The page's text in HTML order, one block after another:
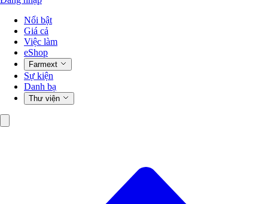
Nổi bật
Giá cả
Việc làm
eShop
Farmext
Sự kiện
Danh bạ
Thư viện